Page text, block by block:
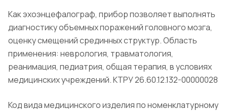
Как эхоэнцефалограф, прибор позволяет выполнять
диагностику объемных поражений головного мозга,
оценку смещений срединных структур. Область
применения: неврология, травматология,
реанимация, педиатрия, общая терапия, в условиях
медицинских учреждений. КТРУ 26.60.12.132-00000028
Код вида медицинского изделия по номенклатурному